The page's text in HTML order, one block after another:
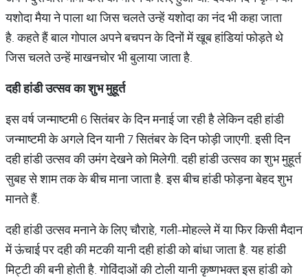
यशोदा मैया ने पाला था जिस चलते उन्हें यशोदा का नंद भी कहा जाता
है. कहते हैं बाल गोपाल अपने बचपन के दिनों में खूब हांडियां फोड़ते थे
जिस चलते उन्हें माखनचोर भी बुलाया जाता है.
दही हांडी उत्सव का शुभ मुहूर्त
इस वर्ष जन्माष्टमी 6 सितंबर के दिन मनाई जा रही है लेकिन दही हांडी
जन्माष्टमी के अगले दिन यानी 7 सितंबर के दिन फोड़ी जाएगी. इसी दिन
दही हांडी उत्सव की उमंग देखने को मिलेगी. दही हांडी उत्सव का शुभ मुहूर्त
सुबह से शाम तक के बीच माना जाता है. इस बीच हांडी फोड़ना बेहद शुभ
मानते हैं.
दही हांडी उत्सव मनाने के लिए चौराहे, गली-मोहल्ले में या फिर किसी मैदान
में ऊंचाई पर दही की मटकी यानी दही हांडी को बांधा जाता है. यह हांडी
मिट्टी की बनी होती है. गोविंदाओं की टोली यानी कृष्णभक्त इस हांडी को